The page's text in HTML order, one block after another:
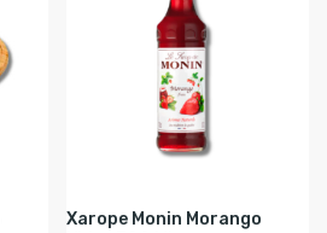
Xarope Monin Morango